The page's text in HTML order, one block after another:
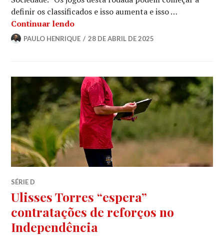
definir os classificados e isso aumenta e isso …
Continuar lendo
PAULO HENRIQUE 28 DE ABRIL DE 2025
SÉRIE D
Ulisses Torres “espera”
contratações de reforços no
Independência